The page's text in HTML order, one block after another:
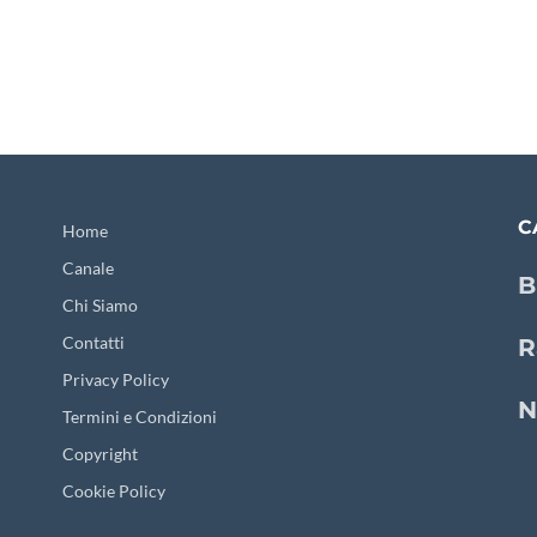
Home
Canale
Chi Siamo
Contatti
Privacy Policy
Termini e Condizioni
Copyright
Cookie Policy